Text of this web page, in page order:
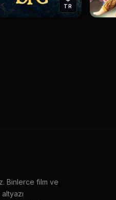
TR
Binlerce film ve